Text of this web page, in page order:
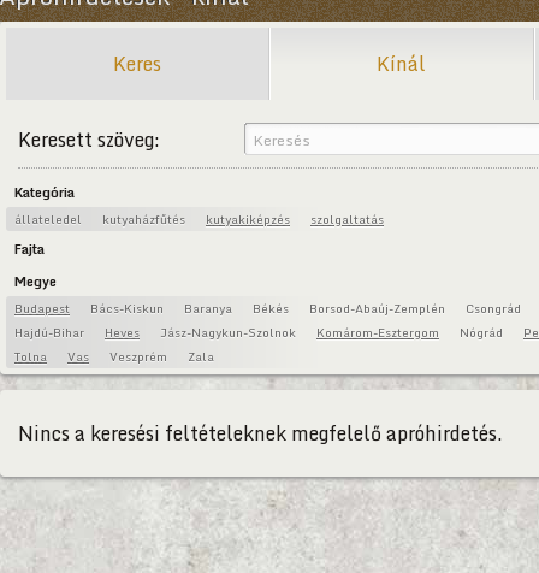
Keres Kínál
Keresett szöveg:
Kategória
állateledel kutyaházfűtés kutyakiképzés szolgaltatás
Fajta
Megye
Budapest Bács-Kiskun Baranya Békés Borsod-Abaúj-Zemplén
Csongrád
Hajdú-Bihar
Heves Jász-Nagykun-Szolnok Komárom-Esztergom Nógrád
Tolna
Vas Veszprém Zala
Nincs a keresési feltételeknek megfelelő apróhirdetés.